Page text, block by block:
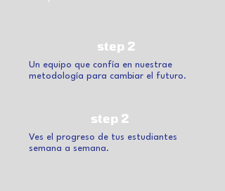
step 2
Un equipo que confía en nuestrae
metodología para cambiar el futuro.
step 2
Ves el progreso de tus estudiantes
semana a semana.